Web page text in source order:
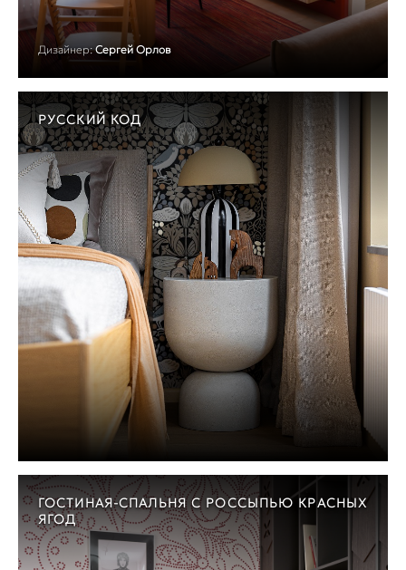
Дизайнер: Сергей Орлов
РУССКИЙ КОД
ГОСТИНАЯ-СПАЛЬНЯ С РОССЫПЬЮ КРАСНЫХ
ЯГОД